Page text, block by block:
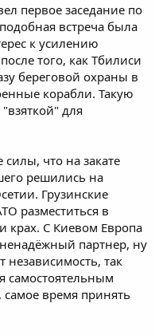
первое заседание по
встреча была
к усилению
того, как Тбилиси
береговой охраны в
корабли. Такую
для
что на закате
решились на
Грузинские
разместиться в
крах. С Киевом Европа
партнер, ну
независимость, так
самостоятельным
время принять